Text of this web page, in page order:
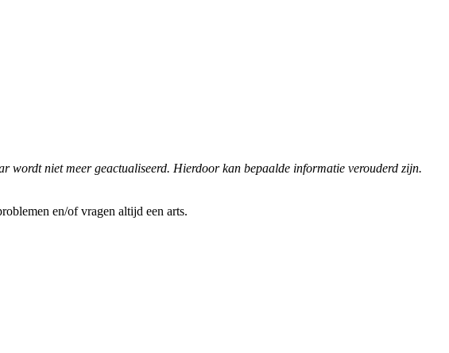
wordt niet meer geactualiseerd. Hierdoor kan bepaalde informatie verouderd zijn.
en/of vragen altijd een arts.